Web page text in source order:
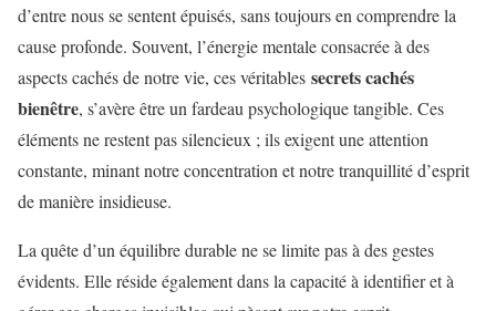
d’entre nous se sentent épuisés, sans toujours en comprendre la
cause profonde. Souvent, l’énergie mentale consacrée à des
aspects cachés de notre vie, ces véritables secrets cachés
bienêtre, s’avère être un fardeau psychologique tangible. Ces
éléments ne restent pas silencieux ; ils exigent une attention
constante, minant notre concentration et notre tranquillité d’esprit
de manière insidieuse.
La quête d’un équilibre durable ne se limite pas à des gestes
évidents. Elle réside également dans la capacité à identifier et à